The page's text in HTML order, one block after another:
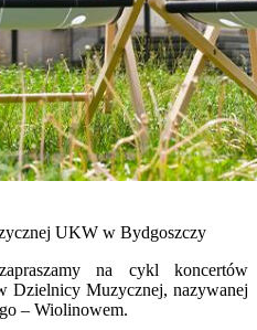
UKW w Bydgoszczy
na cykl koncertów
Dzielnicy Muzycznej, nazywanej
– Wiolinowem.